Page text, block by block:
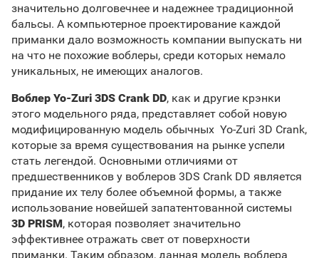
значительно долговечнее и надежнее традиционной
бальсы. А компьютерное проектирование каждой
приманки дало возможность компании выпускать ни
на что не похожие воблеры, среди которых немало
уникальных, не имеющих аналогов.
Воблер Yo-Zuri 3DS Crank DD, как и другие крэнки
этого модельного ряда, представляет собой новую
модифицированную модель обычных Yo-Zuri 3D Crank,
которые за время существования на рынке успели
стать легендой. Основными отличиями от
предшественников у воблеров 3DS Crank DD является
придание их телу более объемной формы, а также
использование новейшей запатентованной системы
3D PRISM, которая позволяет значительно
эффективнее отражать свет от поверхности
приманки. Таким образом, данная модель воблера